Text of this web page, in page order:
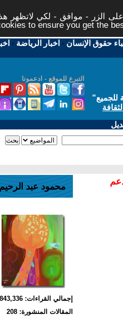
الزر - موافق - لكي لاتظهر
to ensure you get the
حقوق الإنسان - اخبار الرياضة -
التبرع للموقع - ادعمونا
للجميع"
محمود عبد الرحيم
إجمالي القراءات: 843,336
المقالات المنشورة: 208